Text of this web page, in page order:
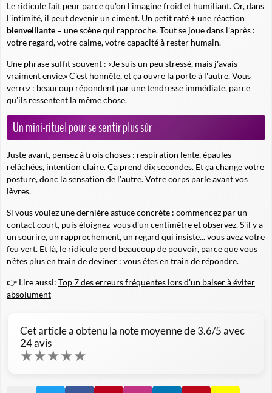
Le ridicule fait peur parce qu'on l'imagine froid et humiliant. Or, dans
l'intimité, il peut devenir un ciment. Un petit raté + une réaction
bienveillante = une scène qui rapproche. Tout se joue dans l'après :
votre regard, votre calme, votre capacité à rester humain.
Une phrase suffit souvent : «Je suis un peu stressé, mais j'avais
vraiment envie.»C'est honnête, et ça ouvre la porte à l'autre. Vous
verrez : beaucoup répondent par unetendresse immédiate, parce
qu'ils ressentent la même chose.
Un mini-rituel pour se sentir plus sûr
Juste avant, pensez à trois choses : respiration lente, épaules
relâchées, intention claire. Ça prend dix secondes. Et ça change votre
posture, donc la sensation de l'autre. Votre corps parle avant vos
lèvres.
Si vous voulez une dernière astuce concrète : commencez par un
contact court, puis éloignez-vous d'un centimètre et observez. S'il y a
un sourire, un rapprochement, un regard qui insiste... vous avez votre
feu vert. Et là, le ridicule perd beaucoup de pouvoir, parce que vous
n'êtes plus en train de deviner : vous êtes en train de répondre.
👉 Lire aussi: Top 7 des erreurs fréquentes lors d'un baiser à éviter
absolument
Cet article a obtenu la note moyenne de3.6/5 avec
24avis
★★★★★